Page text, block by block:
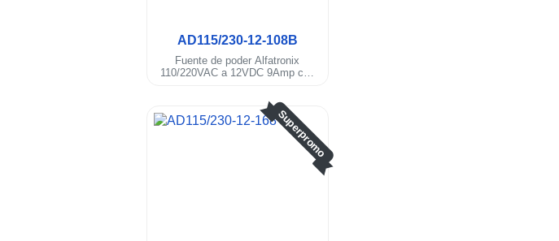
AD115/230-12-108B
Fuente de poder Alfatronix
110/220VAC a 12VDC 9Amp con
Superpromo